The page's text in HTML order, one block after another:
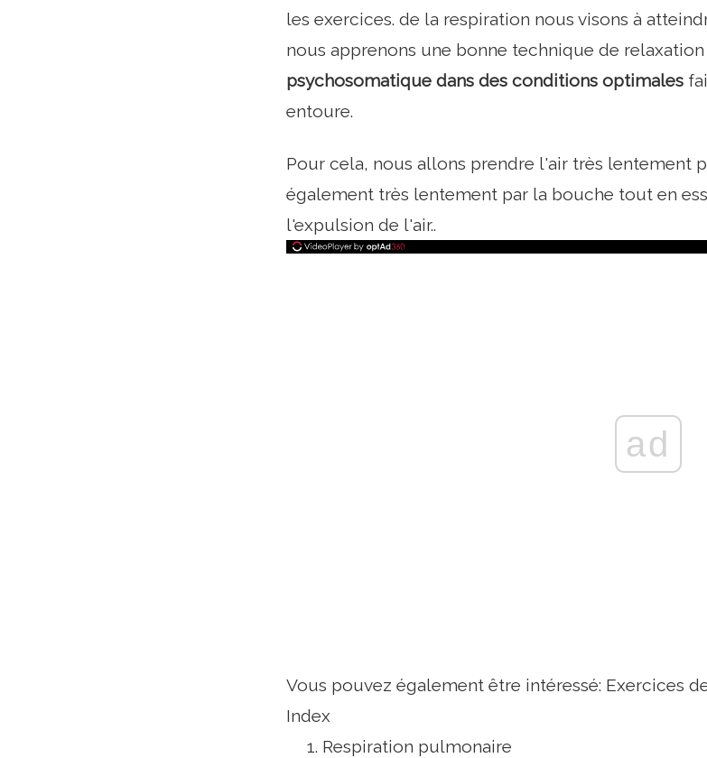
les exercices. de la respiration nous visons à
nous apprenons une bonne technique de
psychosomatique dans des conditions optimales
entoure.
Pour cela, nous allons prendre l'air très lentement
également très lentement par la bouche tout en
l'expulsion de l'air..
ad
Vous pouvez également être intéressé: Exercices
Index
Respiration pulmonaire